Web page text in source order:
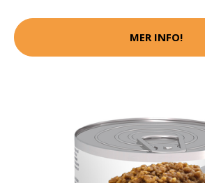
MER INFO!